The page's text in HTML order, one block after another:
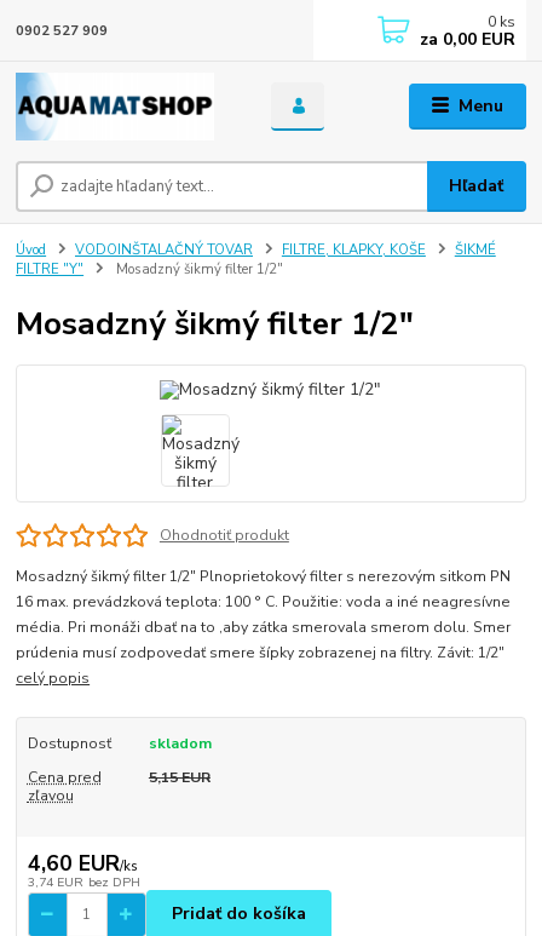
Menu
Hľadať
0902 527 909 0 ks
za 0,00 EUR
Úvod VODOINŠTALAČNÝ TOVAR FILTRE, KLAPKY, KOŠE
ŠIKMÉ
FILTRE "Y"
Mosadzný šikmý filter 1/2"
Mosadzný šikmý filter 1/2"
Ohodnotiť produkt
Mosadzný šikmý filter 1/2" Plnoprietokový filter s nerezovým sitkom PN
16 max. prevádzková teplota: 100 ° C. Použitie: voda a iné neagresívne
média. Pri monáži dbať na to ,aby zátka smerovala smerom dolu. Smer
prúdenia musí zodpovedať smere šípky zobrazenej na filtry. Závit: 1/2"
celý popis
Dostupnosť
skladom
Cena pred
zľavou
5,15 EUR
4,60 EUR/ks
3,74 EUR bez DPH
Pridať do košíka